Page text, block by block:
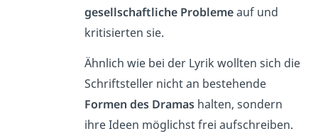
gesellschaftliche Problemeauf und
kritisierten sie.
Ähnlich wie bei der Lyrik wollten sich die
Schriftsteller nicht an bestehende
Formen des Dramas halten, sondern
ihre Ideen möglichst frei aufschreiben.